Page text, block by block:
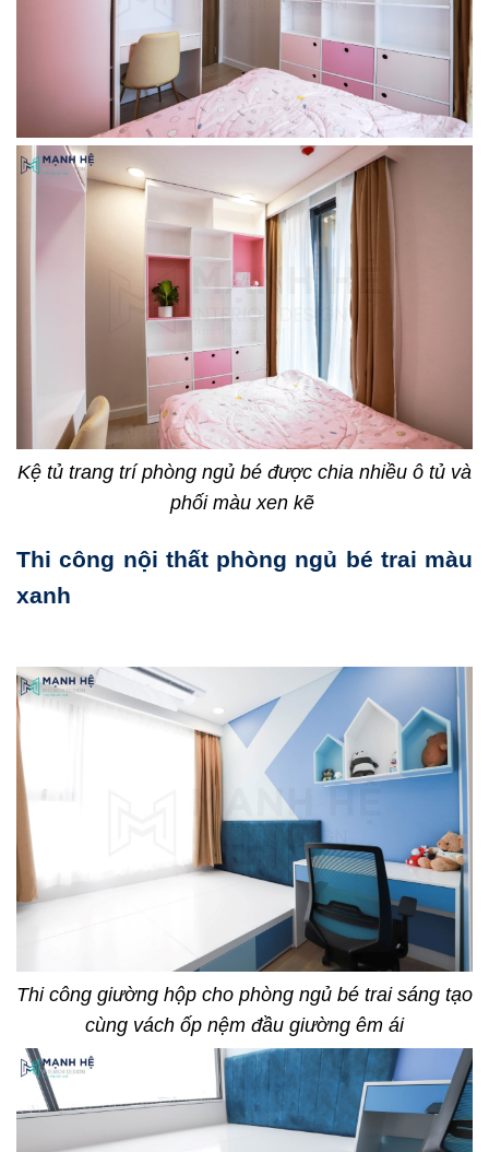
Kệ tủ trang trí phòng ngủ bé được chia nhiều ô tủ và
phối màu xen kẽ
Thi công nội thất phòng ngủ bé trai màu
xanh
Thi công giường hộp cho phòng ngủ bé trai sáng tạo
cùng vách ốp nệm đầu giường êm ái